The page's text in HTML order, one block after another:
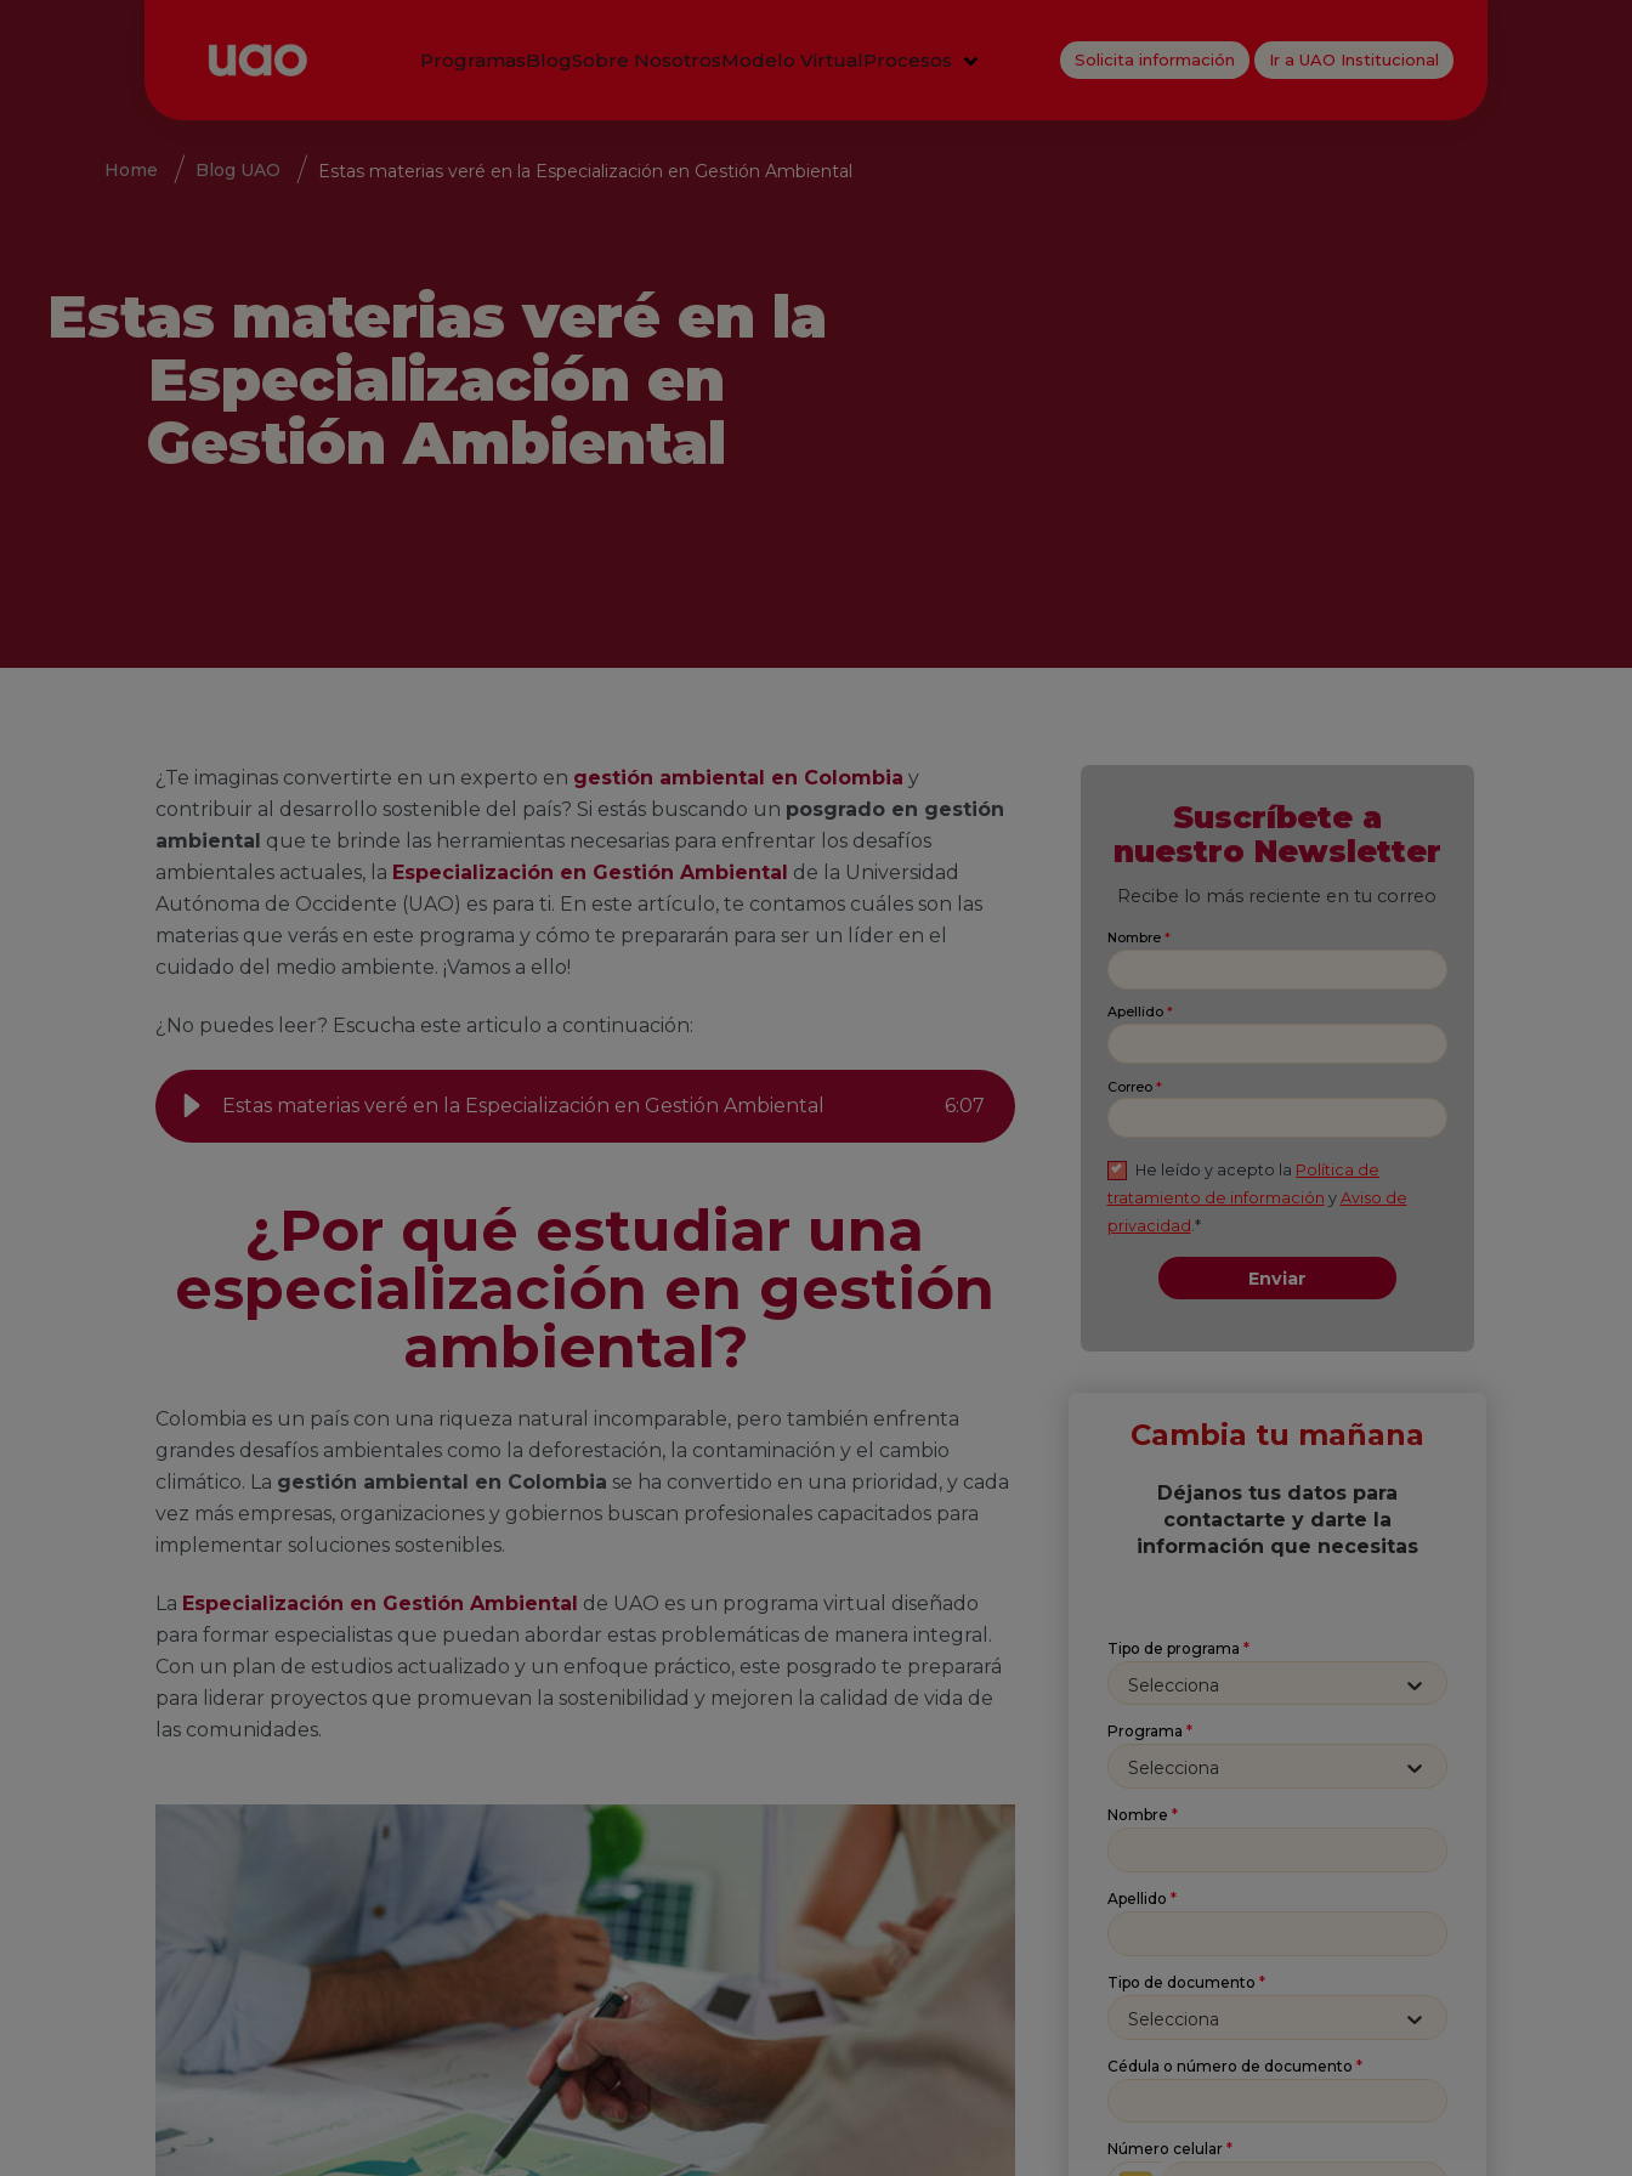
ProgramasBlogSobre NosotrosModelo VirtualProcesos Solicita información Ir a UAO Institucional
Estas materias veré en la
Especialización en
Gestión Ambiental
Home Blog UAO Estas materias veré en la Especialización en Gestión Ambiental
¿Te imaginas convertirte en un experto en gestión ambiental en Colombia y
contribuir al desarrollo sostenible del país? Si estás buscando un posgrado en gestión
ambiental que te brinde las herramientas necesarias para enfrentar los desafíos
ambientales actuales, la Especialización en Gestión Ambiental de la Universidad
Autónoma de Occidente (UAO) es para ti. En este artículo, te contamos cuáles son las
materias que verás en este programa y cómo te prepararán para ser un líder en el
cuidado del medio ambiente. ¡Vamos a ello!
¿No puedes leer? Escucha este articulo a continuación:
Estas materias veré en la Especialización en Gestión Ambiental 6:07
¿Por qué estudiar una
especialización en gestión
ambiental?
Colombia es un país con una riqueza natural incomparable, pero también enfrenta
grandes desafíos ambientales como la deforestación, la contaminación y el cambio
climático. La gestión ambiental en Colombia se ha convertido en una prioridad, y cada
vez más empresas, organizaciones y gobiernos buscan profesionales capacitados para
implementar soluciones sostenibles.
La Especialización en Gestión Ambiental de UAO es un programa virtual diseñado
para formar especialistas que puedan abordar estas problemáticas de manera integral.
Con un plan de estudios actualizado y un enfoque práctico, este posgrado te preparará
para liderar proyectos que promuevan la sostenibilidad y mejoren la calidad de vida de
las comunidades.
Suscríbete a
Correo *
He leído y acepto
Cambia tu mañana
Déjanos tus datos para
contactarte y darte la
información que necesitas
Tipo de programa *
Selecciona
Programa *
Selecciona
Nombre *
Apellido *
Tipo de documento *
Selecciona
Cédula o número de documento *
Número celular *